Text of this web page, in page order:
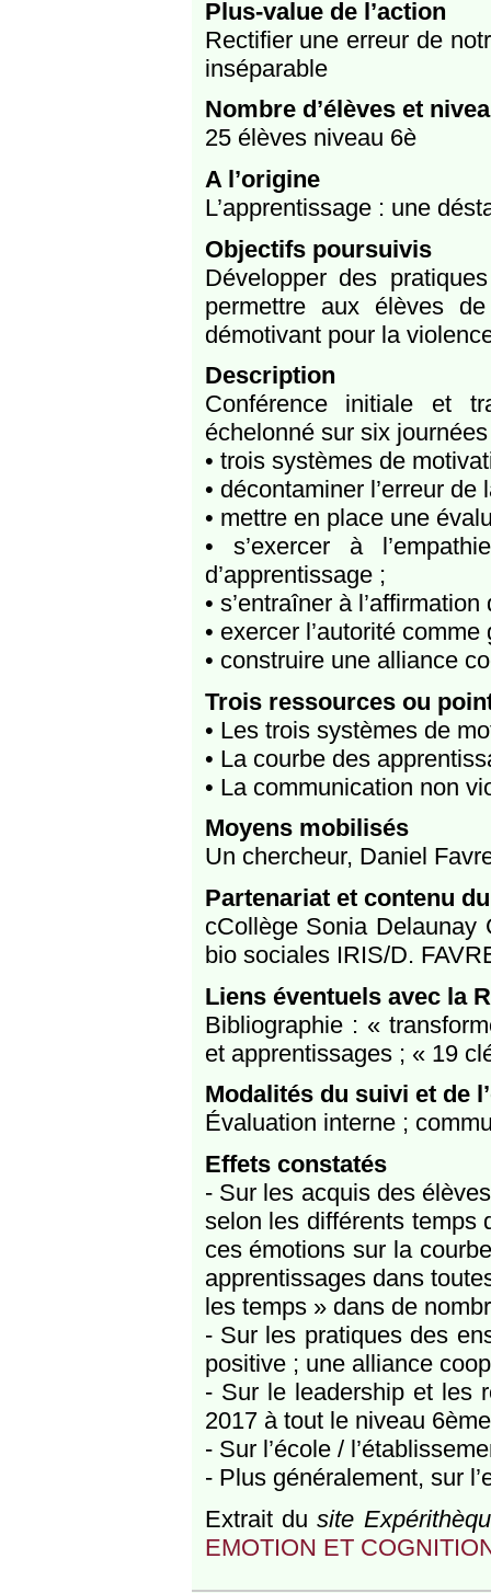
Plus-value de l’action
Rectifier une erreur de
inséparable
Nombre d’élèves et
25 élèves niveau 6è
A l’origine
L’apprentissage : une
Objectifs poursuivis
Développer des
permettre aux élèves
démotivant pour la
Description
Conférence initiale et
échelonné sur six
• trois systèmes de
• décontaminer l’erreur de
• mettre en place une
• s’exercer à
d’apprentissage ;
• s’entraîner à
• exercer l’autorité
• construire une alliance
Trois ressources ou
• Les trois systèmes de
• La courbe des
• La communication non
Moyens mobilisés
Un chercheur, Daniel
Partenariat et contenu
cCollège Sonia Delaunay
bio sociales IRIS/D.
Liens éventuels avec la
Bibliographie : «
et apprentissages ; « 19
Modalités du suivi et de
Évaluation interne ;
Effets constatés
- Sur les acquis des
selon les différents temps
ces émotions sur la
apprentissages dans
les temps » dans de
- Sur les pratiques des
positive ; une alliance
- Sur le leadership et les
2017 à tout le niveau
- Sur l’école /
- Plus généralement, sur
Extrait dusite
EMOTION ET